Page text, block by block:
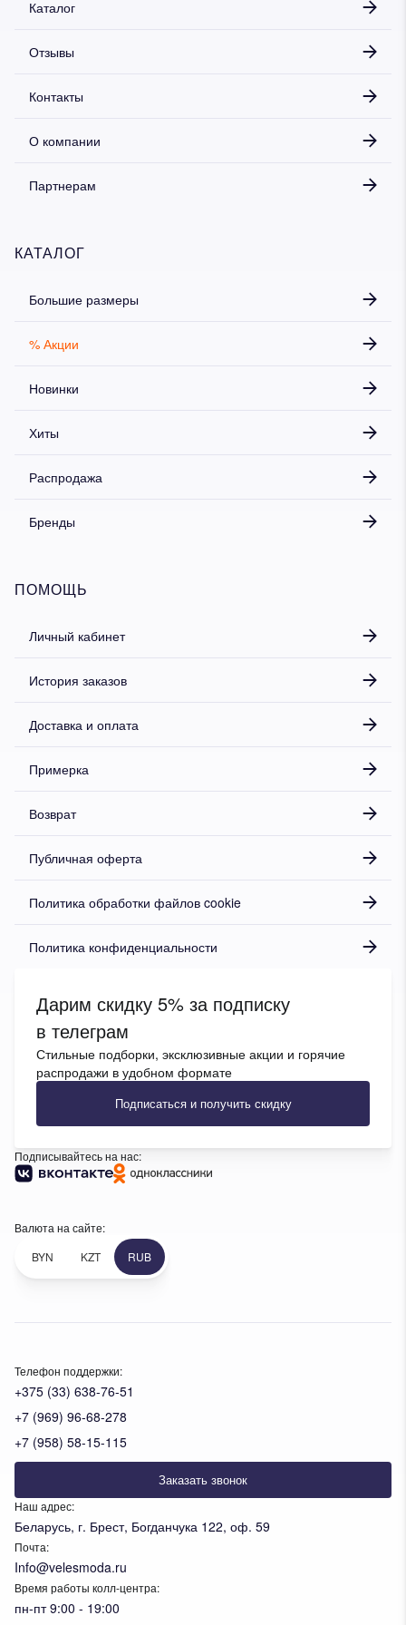
Телефон поддержки:
+375 (33) 638-76-51
+7 (969) 96-68-278
+7 (958) 58-15-115
Заказать звонок
Наш адрес:
Беларусь, г. Брест, Богданчука 122, оф. 59
Почта:
Info@velesmoda.ru
Время работы колл-центра:
пн-пт 9:00 - 19:00
Каталог
Отзывы
Контакты
О компании
Партнерам
КАТАЛОГ
Большие размеры
% Акции
Новинки
Хиты
Распродажа
Бренды
ПОМОЩЬ
Личный кабинет
История заказов
Доставка и оплата
Примерка
Возврат
Публичная оферта
Политика обработки файлов cookie
Политика конфиденциальности
Дарим скидку 5% за подписку
в телеграм
Стильные подборки, эксклюзивные акции и горячие
распродажи в удобном формате
Подписаться и получить скидку
Подписывайтесь на нас:
Валюта на сайте:
BYN
KZT RUB